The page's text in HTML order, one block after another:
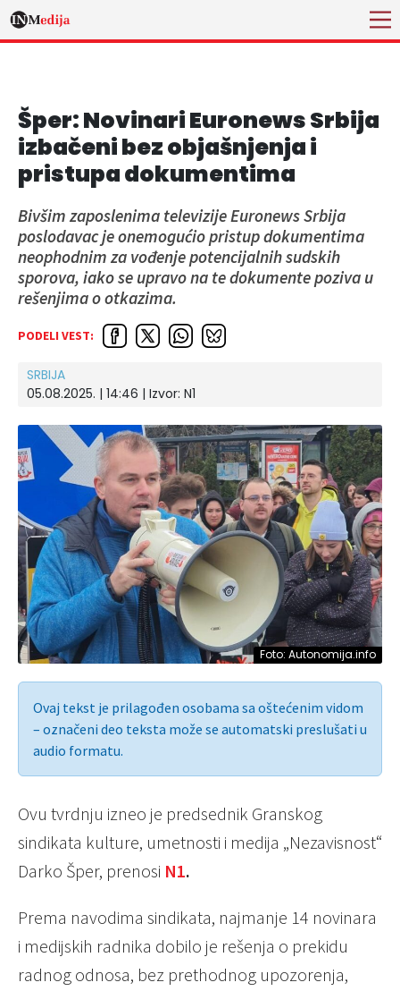
Šper: Novinari Euronews Srbija
izbačeni bez objašnjenja i
pristupa dokumentima
Bivšim zaposlenima televizije Euronews Srbija
poslodavac je onemogućio pristup dokumentima
neophodnim za vođenje potencijalnih sudskih
sporova, iako se upravo na te dokumente poziva u
rešenjima o otkazima.
PODELI VEST:
SRBIJA
05.08.2025. | 14:46 | Izvor: N1
Foto: Autonomija.info
Ovaj tekst je prilagođen osobama sa oštećenim vidom
– označeni deo teksta može se automatski preslušati u
audio formatu.
Ovu tvrdnju izneo je predsednik Granskog
sindikata kulture, umetnosti i medija „Nezavisnost“
Darko Šper, prenosi N1.
Prema navodima sindikata, najmanje 14 novinara
i medijskih radnika dobilo je rešenja o prekidu
radnog odnosa, bez prethodnog upozorenja,